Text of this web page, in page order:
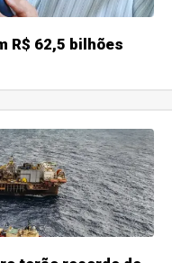
R$ 62,5 bilhões